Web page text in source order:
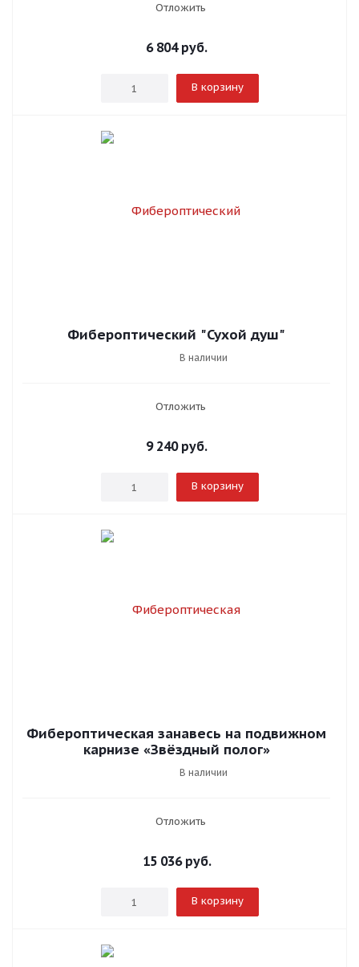
Отложить
6 804руб.
В корзину
Фибероптический "Сухой душ"
В наличии
Отложить
9 240руб.
В корзину
Фибероптическая занавесь на подвижном
карнизе «Звёздный полог»
В наличии
Отложить
15 036руб.
В корзину